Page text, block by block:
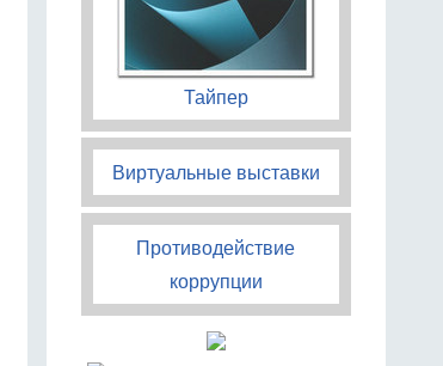
Тайпер
Виртуальные выставки
Противодействие
коррупции